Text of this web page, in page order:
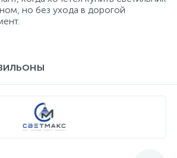
но без ухода в дорогой